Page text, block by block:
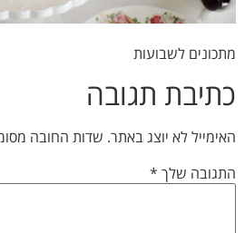
מתכונים לשבועות
כתיבת תגובה
האימייל לא יוצג באתר. שדות החובה
התגובה שלך*